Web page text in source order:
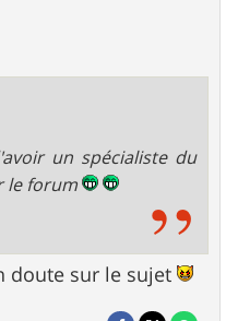
un spécialiste du
le forum
doute sur le sujet